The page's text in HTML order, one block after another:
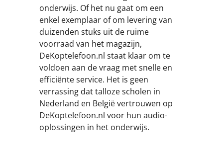
onderwijs. Of het nu gaat om een
enkel exemplaar of om levering van
duizenden stuks uit de ruime
voorraad van het magazijn,
DeKoptelefoon.nl staat klaar om te
voldoen aan de vraag met snelle en
efficiënte service. Het is geen
verrassing dat talloze scholen in
Nederland en België vertrouwen op
DeKoptelefoon.nl voor hun audio-
oplossingen in het onderwijs.